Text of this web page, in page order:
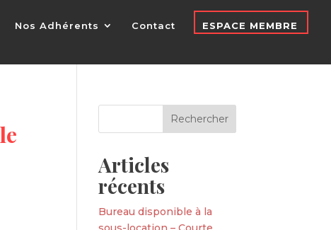
Nos Adhérents Contact ESPACE MEMBRE
Articles
récents
Bureau disponible à la